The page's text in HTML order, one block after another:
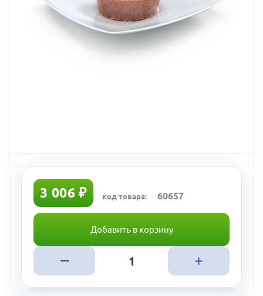
3 006 ₽ код товара: 60657
Добавить в корзину